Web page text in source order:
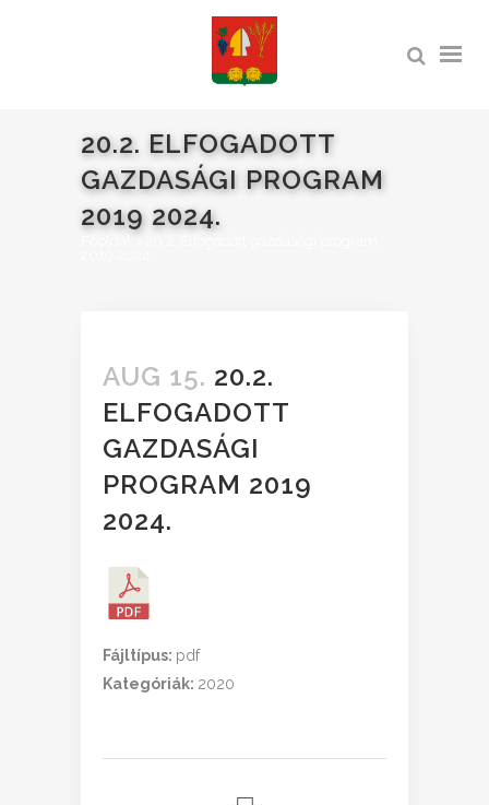
20.2. ELFOGADOTT
GAZDASÁGI PROGRAM
2019 2024.
AUG 15. 20.2.
ELFOGADOTT
GAZDASÁGI
PROGRAM 2019
2024.
Fájltípus: pdf
Kategóriák: 2020